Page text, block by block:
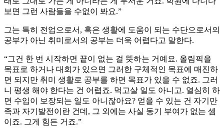
보면 그런 사람들을 수없이 봐요.”
그는 특히 전업으로서, 혹은 생활에 도움이 되는 수단으로서의
공부가 아닌 취미로서의 공부는 더욱 어렵다고 말한다.
“그건 한 번 시작하면 끝이 없는 걸 뜻하는 거예요. 올림픽을
목표로 하거나 대회가 있으면 그러한 구체적인 목표에 매진하
면 되지만 취미 생활로 공부를 하면 목표가 있을 수 없죠. 그러
니 평생 해야 한다는 건 어렵죠. 먹고살 일도 아니고. 열심히 하
면 수입이 보장되는 일도 아니잖아요? 얻을 수 있는 건 자기만
족과 자기발전이란 건데, 그 외에는 사실 동기 부여가 없는 셈
이죠. 그게 힘든 거죠.”